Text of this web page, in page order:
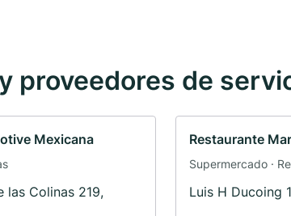
proveedores de
Mexicana
las Colinas 219,
Restaurante
Supermercado ·
Luis H Ducoing